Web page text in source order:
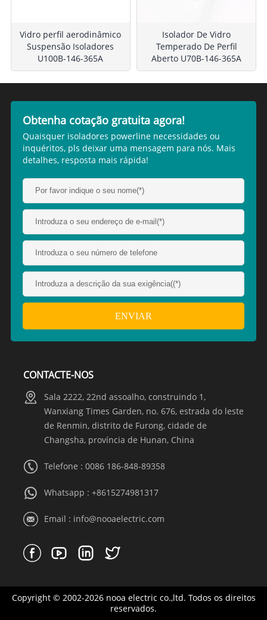
Vidro perfil aerodinâmico
Suspensão Isoladores
U100B-146-365A
Isolador De Vidro
Temperado De Perfil
Aberto U70B-146-365A
Obtenha cotação gratuita agora!
Quaisquer isoladores powerline necessidades ou
inquéritos, pls deixar uma mensagem para nós. Mais
detalhes, resposta mais rápida!
CONTACTE-NOS
Sala 2222, 22nd assoalho, construindo 1,
Wanxiang Times Garden, no. 676, estrada do leste
de Renmin, distrito de Furong, cidade de
Changsha, província de Hunan, China
Telefone : 0086 186-848-89358
Whatsapp : +8615274981317
Email : info@nooaelectric.com
Copyright © 2002-2026 nooa electric co.,ltd. Todos os direitos
reservados.